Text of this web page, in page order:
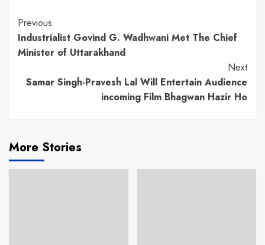
Continue
Reading
Previous
Industrialist Govind G. Wadhwani Met The Chief
Minister of Uttarakhand
Next
Samar Singh-Pravesh Lal Will Entertain Audience
incoming Film Bhagwan Hazir Ho
More Stories